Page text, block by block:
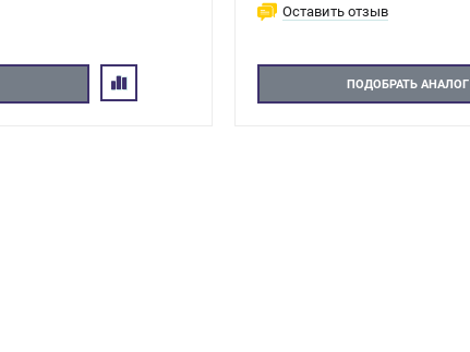
Оставить отзыв
ПОДОБРАТЬ АНАЛОГ